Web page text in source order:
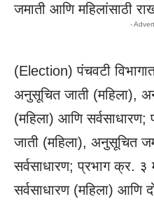
जमाती आणि महिलांसाठी
-
(Election) पंचवटी
अनुसूचित जाती (महिला),
(महिला) आणि
जाती (महिला), अनुसूचित
सर्वसाधारण; प्रभाग क्र. ३
सर्वसाधारण (महिला) आणि